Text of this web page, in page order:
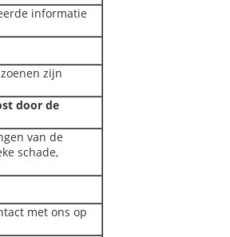
informatie
zijn
door de
van de
schade,
met ons op